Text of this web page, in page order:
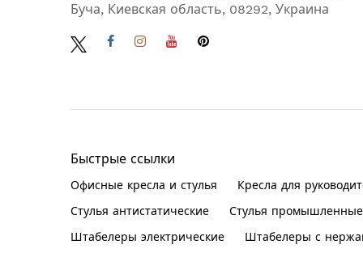
Буча, Киевская область, 08292, Украина
Быстрые ссылки
Офисные кресла и стулья Кресла для
Стулья антистатические
Стулья промышленные
Штабелеры электрические
Штабелеры с